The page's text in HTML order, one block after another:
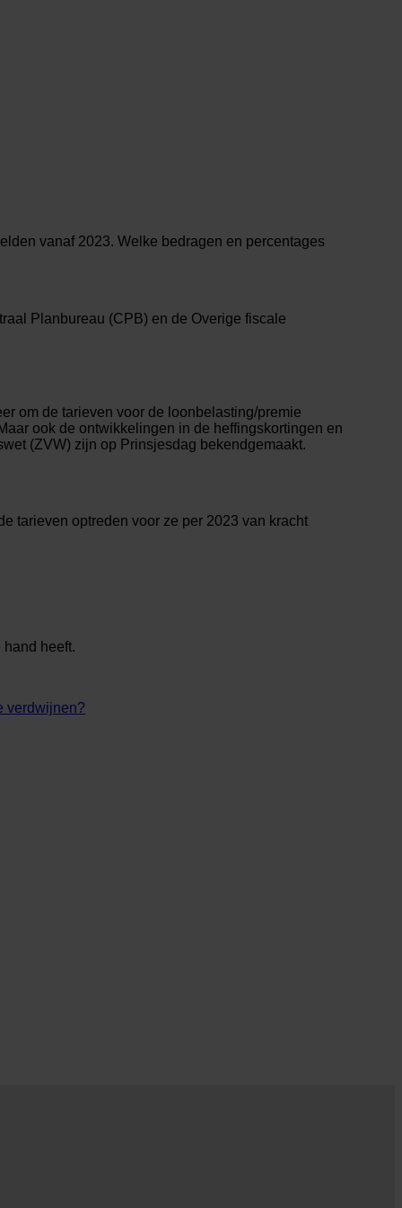
vanaf 2023. Welke bedragen en percentages
Planbureau (CPB) en de Overige fiscale
om de tarieven voor de loonbelasting/premie
ook de ontwikkelingen in de heffingskortingen en
(ZVW) zijn op Prinsjesdag bekendgemaakt.
tarieven optreden voor ze per 2023 van kracht
heeft.
verdwijnen?